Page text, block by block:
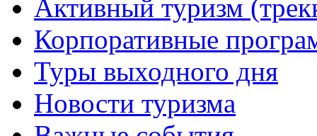
Активный туризм
Корпоративные
Туры выходного дня
Новости туризма